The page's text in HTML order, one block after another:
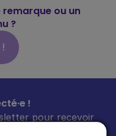
remarque ou un
?
!
pour recevoir